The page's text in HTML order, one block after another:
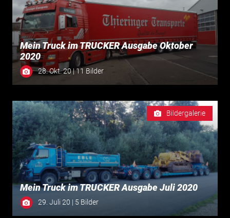
Mein Truck im TRUCKER Ausgabe Oktober
2020
28. Okt. 20 | 11 Bilder
Bildergalerie
Mein Truck im TRUCKER Ausgabe Juli 2020
29. Juli 20 | 5 Bilder